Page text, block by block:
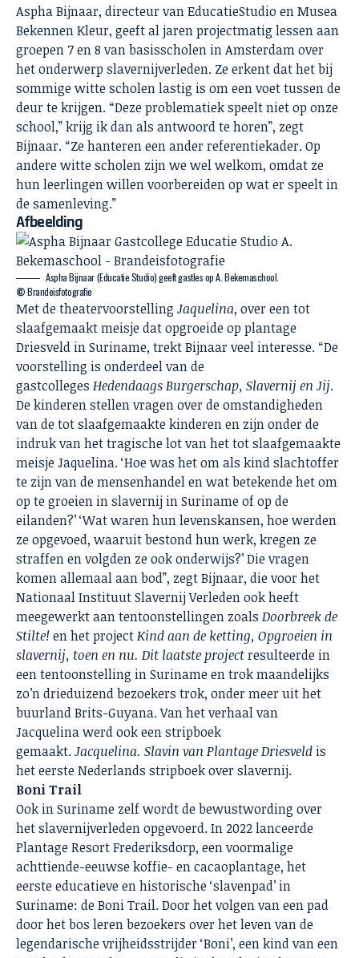
Aspha Bijnaar, directeur van EducatieStudio en Musea
Bekennen Kleur, geeft al jaren projectmatig lessen aan
groepen 7 en 8 van basisscholen in Amsterdam over
het onderwerp slavernijverleden. Ze erkent dat het bij
sommige witte scholen lastig is om een voet tussen de
deur te krijgen. “Deze problematiek speelt niet op onze
school,” krijg ik dan als antwoord te horen”, zegt
Bijnaar. “Ze hanteren een ander referentiekader. Op
andere witte scholen zijn we wel welkom, omdat ze
hun leerlingen willen voorbereiden op wat er speelt in
de samenleving.”
Afbeelding
Aspha Bijnaar (Educatie Studio) geeft gastles op A. Bekemaschool.
©Brandeisfotografie
Met de theatervoorstelling Jaquelina, over een tot
slaafgemaakt meisje dat opgroeide op plantage
Driesveld in Suriname, trekt Bijnaar veel interesse. “De
voorstelling is onderdeel van de
gastcolleges Hedendaags Burgerschap, Slavernij en Jij.
De kinderen stellen vragen over de omstandigheden
van de tot slaafgemaakte kinderen en zijn onder de
indruk van het tragische lot van het tot slaafgemaakte
meisje Jaquelina. ‘Hoe was het om als kind slachtoffer
te zijn van de mensenhandel en wat betekende het om
op te groeien in slavernij in Suriname of op de
eilanden?’ ‘Wat waren hun levenskansen, hoe werden
ze opgevoed, waaruit bestond hun werk, kregen ze
straffen en volgden ze ook onderwijs?’ Die vragen
komen allemaal aan bod”, zegt Bijnaar, die voor het
Nationaal Instituut Slavernij Verleden ook heeft
meegewerkt aan tentoonstellingen zoals Doorbreek de
Stilte!en het projectKind aan de ketting, Opgroeien in
slavernij, toen en nu. Dit laatste projectresulteerde in
een tentoonstelling in Suriname en trok maandelijks
zo’n drieduizend bezoekers trok, onder meer uit het
buurland Brits-Guyana. Van het verhaal van
Jacquelina werd ook een stripboek
gemaakt.Jacquelina. Slavin van Plantage Driesveld is
het eerste Nederlands stripboek over slavernij.
Boni Trail
Ook in Suriname zelf wordt de bewustwording over
het slavernijverleden opgevoerd. In 2022 lanceerde
Plantage Resort Frederiksdorp, een voormalige
achttiende-eeuwse koffie- en cacaoplantage, het
eerste educatieve en historische ‘slavenpad’ in
Suriname: de Boni Trail. Door het volgen van een pad
door het bos leren bezoekers over het leven van de
legendarische vrijheidsstrijder ‘Boni’, een kind van een